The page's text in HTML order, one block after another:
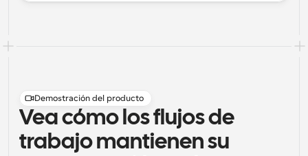
Demostración del producto
Vea cómo los flujos de
trabajo mantienen su